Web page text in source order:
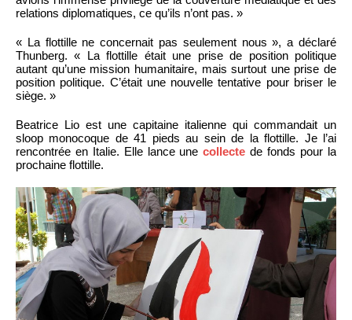
relations diplomatiques, ce qu’ils n’ont pas. »
« La flottille ne concernait pas seulement nous », a déclaré
Thunberg. « La flottille était une prise de position politique
autant qu’une mission humanitaire, mais surtout une prise de
position politique. C’était une nouvelle tentative pour briser le
siège. »
Beatrice Lio est une capitaine italienne qui commandait un
sloop monocoque de 41 pieds au sein de la flottille. Je l’ai
rencontrée en Italie. Elle lance unecollecte de fonds pour la
prochaine flottille.